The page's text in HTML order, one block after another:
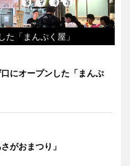
「まんぷく屋」
にオープンした「まんぷ
がおまつり」